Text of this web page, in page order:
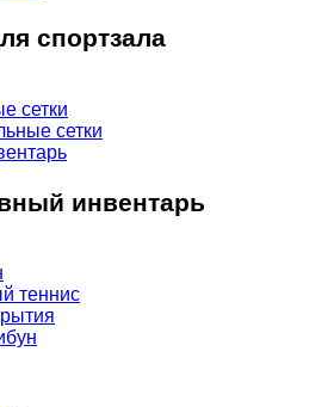
спортзала
сетки
сетки
инвентарь
теннис